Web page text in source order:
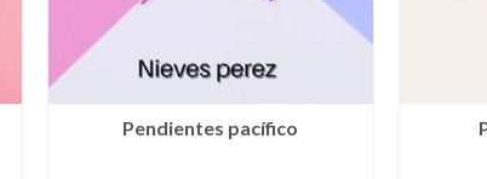
Pendientes pacífico